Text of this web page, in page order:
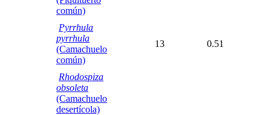
común)
Pyrrhula
pyrrhula
(Camachuelo
común)
13 0.51
Rhodospiza
obsoleta
(Camachuelo
desertícola)